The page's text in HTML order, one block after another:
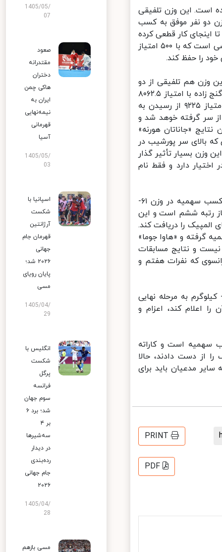
کسب سهمیه کرده است. این وزن تلفیقی
از هر وزن دو نفر موفق به کسب
سهمیه خود را تا اینجای کار قطعی کرده
است. نزدیک ترین کاراته کا به نماینده ایران، «بتینا پلانک» کاراته کای اتریشی است که با ۵۰۰ امتیاز
را حفظ کند.
است. این وزن هم تلفیقی از دو
وزن ۸۴- و ۸۴+ کیلوگرم است که طبق اعلام قبلی فدراسیون جهانی، سجاد گنج زاده با امتیاز ۸۰۶۲.۵
با رتبه یک رنکینگ وزن خود (۸۴+ کیلوگرم) سهمیه گرفت و پورشیب با امتیاز ۹۲۲۵ از رسیدن به
سر گرفته خوهد شد و
«جاناتان هورنه»
بالای سر پورشیب در
وزن بسیار تأثیر گذار
دارد و فقط نام
نکته با اهمیت دیگر برنامه جدید فدراسیون جهانی، بازگشت شانس برای کسب سهمیه در وزن ۶۱-
است. علیپور در وزن ۶۱- کیلوگرم با ۵۱۰۷.۵ امتیاز رتبه ششم است و این
را دریافت کند.
نفر چهارم سهمیه گرفته و «هاوا جوما»
نیست و نتایج مسابقات
که نفرات هفتم و
تیم ملی کشورمان می‌تواند یک نماینده خود را در وزن ۶۷- کیلوگرم به مرحله نهایی
اعلام کند، اعزام و
سهمیه است و کاراته
از دست دادند، حالا
مدعیان باید برای
PRINT
PDF
1405/05/
07
صعود
مقتدرانه
دختران
هاکی چمن
ایران به
نیمه‌نهایی
قهرمانی
آسیا
1405/05/
03
اسپانیا با
شکست
آرژانتین
قهرمان جام
جهانی
۲۰۲۶ شد؛
پایان رویای
مسی
1405/04/
29
انگلیس با
شکست
پرگل
فرانسه
سوم جهان
شد؛ برد ۶
بر ۴
سه‌شیرها
در دیدار
رده‌بندی
جام جهانی
۲۰۲۶
1405/04/
28
مسی بازهم